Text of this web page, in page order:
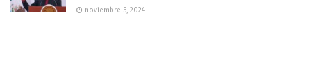
noviembre 5, 2024